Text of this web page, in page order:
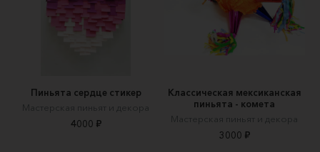
Пиньята сердце стикер
Мастерская пиньят и декора
4000 ₽
Классическая мексиканская
пиньята - комета
Мастерская пиньят и декора
3000 ₽